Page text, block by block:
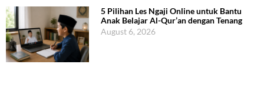
5 Pilihan Les Ngaji Online untuk Bantu
Anak Belajar Al-Qur’an dengan Tenang
August 6, 2026